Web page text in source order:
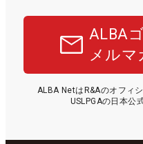
ALBA
メルマ
ALBA NetはR&Aのオフィ
USLPGAの日本公